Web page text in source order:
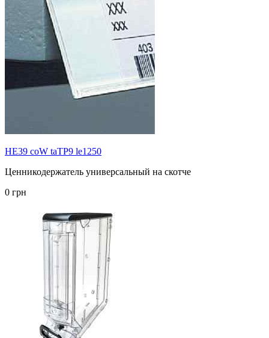
HE39 coW taTP9 le1250
Ценникодержатель универсальный на скотче
0 грн